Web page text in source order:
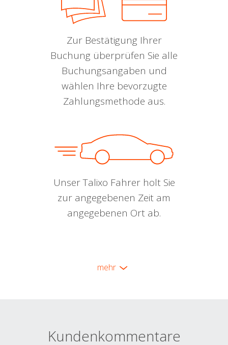
Zur Bestätigung Ihrer
Buchung überprüfen Sie alle
Buchungsangaben und
wählen Ihre bevorzugte
Zahlungsmethode aus.
Unser Talixo Fahrer holt Sie
zur angegebenen Zeit am
angegebenen Ort ab.
mehr
Kundenkommentare